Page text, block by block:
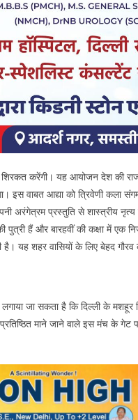
शिरकत करेंगी। यह आयोजन देश की
इस वाबत आद्या को त्रिवेणी कला
अरंगेत्रम प्रस्तुति से शास्त्रीय
पुत्री हैं और बारहवीं की कक्षा में एक
है। यह शहर वासियों के लिए बेहद गौरव
जा सकता है कि दिल्ली के
माने जाने वाले इस मंच के गेट